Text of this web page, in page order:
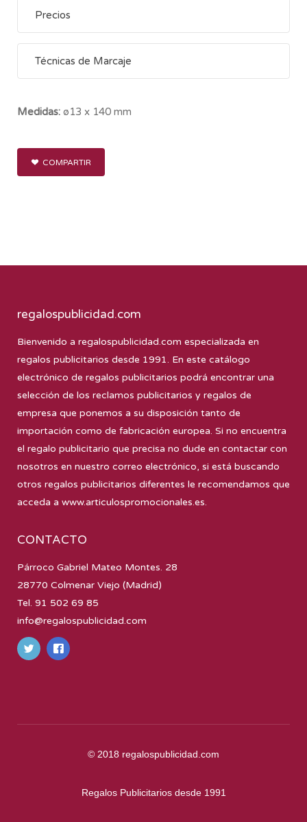
Precios
Técnicas de Marcaje
Medidas: ø13 x 140 mm
COMPARTIR
regalospublicidad.com
Bienvenido a regalospublicidad.com especializada en
regalos publicitarios desde 1991. En este catálogo
electrónico de regalos publicitarios podrá encontrar una
selección de los reclamos publicitarios y regalos de
empresa que ponemos a su disposición tanto de
importación como de fabricación europea. Si no encuentra
el regalo publicitario que precisa no dude en contactar con
nosotros en nuestro correo electrónico, si está buscando
otros regalos publicitarios diferentes le recomendamos que
acceda a www.articulospromocionales.es.
CONTACTO
Párroco Gabriel Mateo Montes. 28
28770 Colmenar Viejo (Madrid)
Tel. 91 502 69 85
info@regalospublicidad.com
© 2018 regalospublicidad.com
Regalos Publicitarios desde 1991